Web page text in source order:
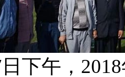
午，2018